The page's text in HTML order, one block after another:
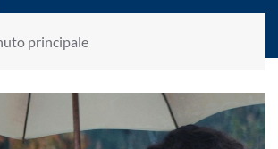
principale
laletteraturaenoi.it
fondato da Romano Luperini